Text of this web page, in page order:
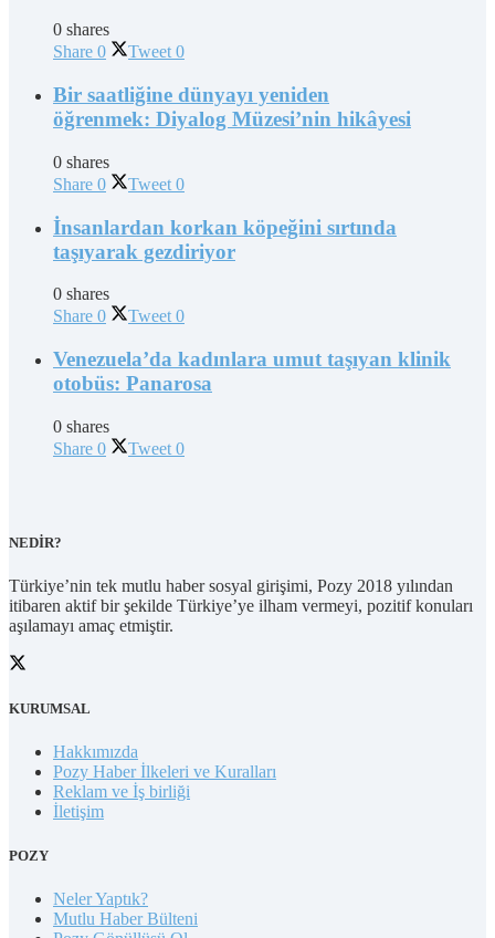
0 shares
Share 0 Tweet 0
Bir saatliğine dünyayı yeniden
öğrenmek: Diyalog Müzesi’nin hikâyesi
0 shares
Share 0 Tweet 0
İnsanlardan korkan köpeğini sırtında
taşıyarak gezdiriyor
0 shares
Share 0 Tweet 0
Venezuela’da kadınlara umut taşıyan klinik
otobüs: Panarosa
0 shares
Share 0 Tweet 0
NEDİR?
Türkiye’nin tek mutlu haber sosyal girişimi, Pozy 2018 yılından
itibaren aktif bir şekilde Türkiye’ye ilham vermeyi, pozitif konuları
aşılamayı amaç etmiştir.
KURUMSAL
Hakkımızda
Pozy Haber İlkeleri ve Kuralları
Reklam ve İş birliği
İletişim
POZY
Neler Yaptık?
Mutlu Haber Bülteni